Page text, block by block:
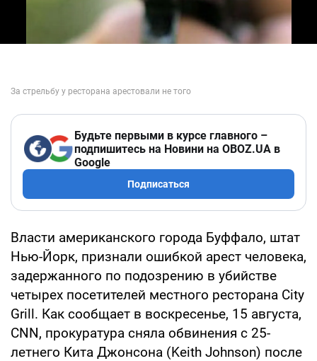
Будьте первыми в курсе главного –
подпишитесь на Новини на OBOZ.UA в
Google
Подписаться
Власти американского города Буффало, штат
Нью-Йорк, признали ошибкой арест человека,
задержанного по подозрению в убийстве
четырех посетителей местного ресторана City
Grill. Как сообщает в воскресенье, 15 августа,
CNN, прокуратура сняла обвинения с 25-
летнего Кита Джонсона (Keith Johnson) после